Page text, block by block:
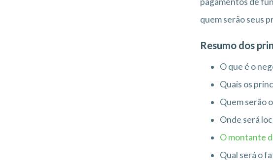
quem serão seus
Resumo dos
O que é o
Quais os
Quem serão
Onde será
O montante
Qual será o